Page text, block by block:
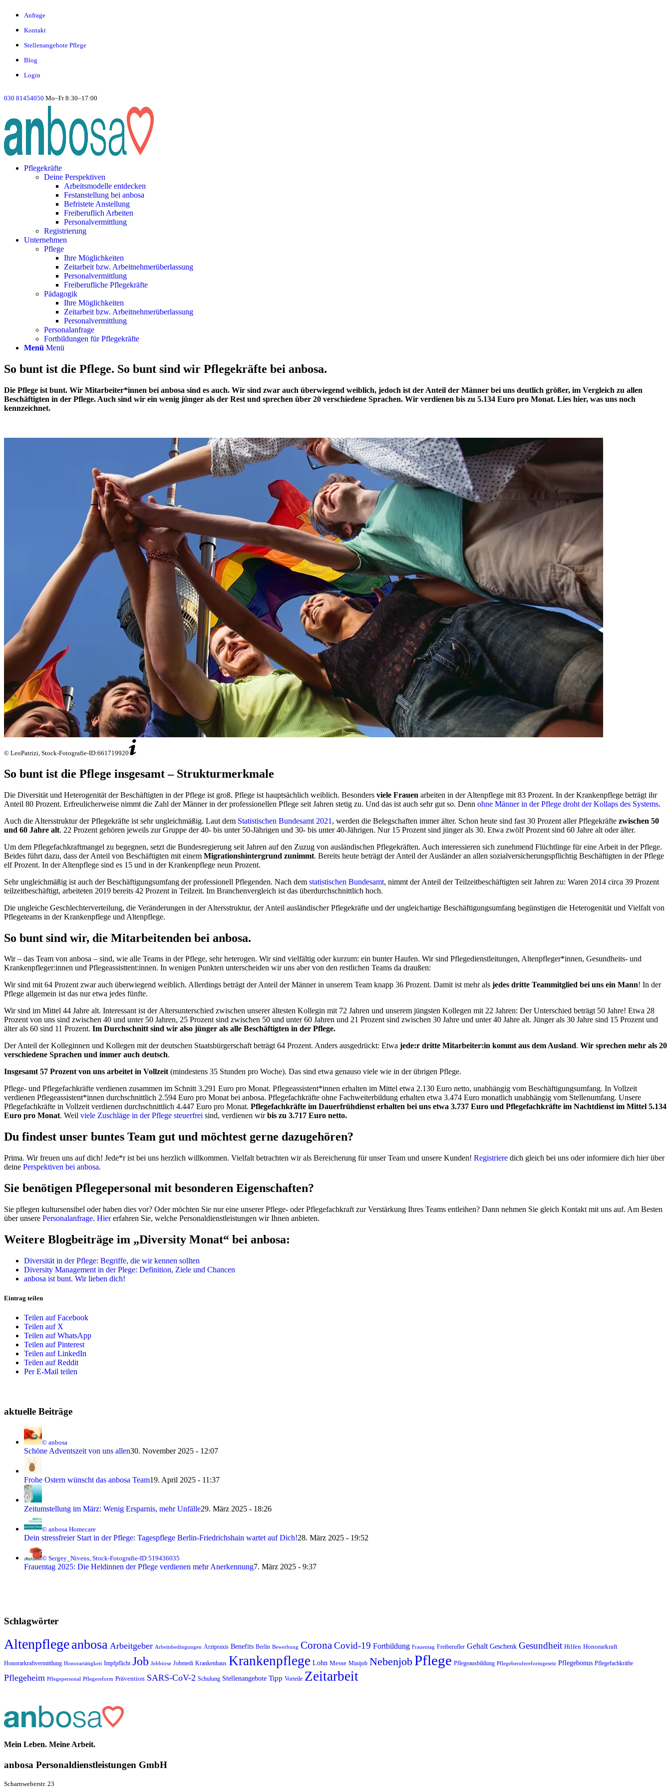
Anfrage
Kontakt
Stellenangebote Pflege
Blog
Login
030 81454050 Mo–Fr 8:30–17:00
Pflegekräfte
Deine Perspektiven
Arbeitsmodelle entdecken
Festanstellung bei anbosa
Befristete Anstellung
Freiberuflich Arbeiten
Personalvermittlung
Registrierung
Unternehmen
Pflege
Ihre Möglichkeiten
Zeitarbeit bzw. Arbeitnehmerüberlassung
Personalvermittlung
Freiberufliche Pflegekräfte
Pädagogik
Ihre Möglichkeiten
Zeitarbeit bzw. Arbeitnehmerüberlassung
Personalvermittlung
Personalanfrage
Fortbildungen für Pflegekräfte
Menü Menü
So bunt ist die Pflege. So bunt sind wir Pflegekräfte bei anbosa.
Die Pflege ist bunt. Wir Mitarbeiter*innen bei anbosa sind es auch. Wir sind zwar auch überwiegend weiblich, jedoch ist der Anteil der Männer bei uns deutlich größer, im Vergleich zu allen
Beschäftigten in der Pflege. Auch sind wir ein wenig jünger als der Rest und sprechen über 20 verschiedene Sprachen. Wir verdienen bis zu 5.134 Euro pro Monat. Lies hier, was uns noch
kennzeichnet.
© LeoPatrizi, Stock-Fotografie-ID:661719920
So bunt ist die Pflege insgesamt – Strukturmerkmale
Die Diversität und Heterogenität der Beschäftigten in der Pflege ist groß. Pflege ist hauptsächlich weiblich. Besonders viele Frauen arbeiten in der Altenpflege mit 83 Prozent. In der Krankenpflege beträgt ihr
Anteil 80 Prozent. Erfreulicherweise nimmt die Zahl der Männer in der professionellen Pflege seit Jahren stetig zu. Und das ist auch sehr gut so. Denn ohne Männer in der Pflege droht der Kollaps des Systems.
Auch die Altersstruktur der Pflegekräfte ist sehr ungleichmäßig. Laut dem Statistischen Bundesamt 2021 , werden die Belegschaften immer älter. Schon heute sind fast 30 Prozent aller Pflegekräfte zwischen 50
und 60 Jahre alt. 22 Prozent gehören jeweils zur Gruppe der 40- bis unter 50-Jährigen und 30- bis unter 40-Jährigen. Nur 15 Prozent sind jünger als 30. Etwa zwölf Prozent sind 60 Jahre alt oder älter.
Um dem Pflegefachkraftmangel zu begegnen, setzt die Bundesregierung seit Jahren auf den Zuzug von ausländischen Pflegekräften. Auch interessieren sich zunehmend Flüchtlinge für eine Arbeit in der Pflege.
Beides führt dazu, dass der Anteil von Beschäftigten mit einem Migrationshintergrund zunimmt. Bereits heute beträgt der Anteil der Ausländer an allen sozialversicherungspflichtig Beschäftigten in der Pflege
elf Prozent. In der Altenpflege sind es 15 und in der Krankenpflege neun Prozent.
Sehr ungleichmäßig ist auch der Beschäftigungsumfang der professionell Pflegenden. Nach dem statistischen Bundesamt, nimmt der Anteil der Teilzeitbeschäftigten seit Jahren zu: Waren 2014 circa 39 Prozent
teilzeitbeschäftigt, arbeiteten 2019 bereits 42 Prozent in Teilzeit. Im Branchenvergleich ist das überdurchschnittlich hoch.
Die ungleiche Geschlechterverteilung, die Veränderungen in der Altersstruktur, der Anteil ausländischer Pflegekräfte und der ungleichartige Beschäftigungsumfang begünstigen die Heterogenität und Vielfalt von
Pflegeteams in der Krankenpflege und Altenpflege.
So bunt sind wir, die Mitarbeitenden bei anbosa.
Wir – das Team von anbosa – sind, wie alle Teams in der Pflege, sehr heterogen. Wir sind vielfältig oder kurzum: ein bunter Haufen. Wir sind Pflegedienstleitungen, Altenpfleger*innen, Gesundheits- und
Krankenpfleger:innen und Pflegeassisttent:innen. In wenigen Punkten unterscheiden wir uns aber von den restlichen Teams da draußen:
Wir sind mit 64 Prozent zwar auch überwiegend weiblich. Allerdings beträgt der Anteil der Männer in unserem Team knapp 36 Prozent. Damit ist mehr als jedes dritte Teammitglied bei uns ein Mann! In der
Pflege allgemein ist das nur etwa jedes fünfte.
Wir sind im Mittel 44 Jahre alt. Interessant ist der Altersunterschied zwischen unserer ältesten Kollegin mit 72 Jahren und unserem jüngsten Kollegen mit 22 Jahren: Der Unterschied beträgt 50 Jahre! Etwa 28
Prozent von uns sind zwischen 40 und unter 50 Jahren, 25 Prozent sind zwischen 50 und unter 60 Jahren und 21 Prozent sind zwischen 30 Jahre und unter 40 Jahre alt. Jünger als 30 Jahre sind 15 Prozent und
älter als 60 sind 11 Prozent. Im Durchschnitt sind wir also jünger als alle Beschäftigten in der Pflege.
Der Anteil der Kolleginnen und Kollegen mit der deutschen Staatsbürgerschaft beträgt 64 Prozent. Anders ausgedrückt: Etwa jede:r dritte Mitarbeiter:in kommt aus dem Ausland. Wir sprechen mehr als 20
verschiedene Sprachen und immer auch deutsch.
Insgesamt 57 Prozent von uns arbeitet in Vollzeit(mindestens 35 Stunden pro Woche). Das sind etwa genauso viele wie in der übrigen Pflege.
Pflege- und Pflegefachkräfte verdienen zusammen im Schnitt 3.291 Euro pro Monat. Pflegeassistent*innen erhalten im Mittel etwa 2.130 Euro netto, unabhängig vom Beschäftigungsumfang. In Vollzeit
verdienen Pflegeassistent*innen durchschnittlich 2.594 Euro pro Monat bei anbosa. Pflegefachkräfte ohne Fachweiterbildung erhalten etwa 3.474 Euro monatlich unabhängig vom Stellenumfang. Unsere
Pflegefachkräfte in Vollzeit verdienen durchschnittlich 4.447 Euro pro Monat. Pflegefachkräfte im Dauerfrühdienst erhalten bei uns etwa 3.737 Euro und Pflegefachkräfte im Nachtdienst im Mittel 5.134
Euro pro Monat. Weil viele Zuschläge in der Pflege steuerfrei sind, verdienen wirbis zu 3.717 Euro netto.
Du findest unser buntes Team gut und möchtest gerne dazugehören?
Prima. Wir freuen uns auf dich! Jede*r ist bei uns herzlich willkommen. Vielfalt betrachten wir als Bereicherung für unser Team und unsere Kunden! Registriere dich gleich bei uns oder informiere dich hier über
deine Perspektiven bei anbosa.
Sie benötigen Pflegepersonal mit besonderen Eigenschaften?
Sie pflegen kultursensibel oder haben dies vor? Oder möchten Sie nur eine unserer Pflege- oder Pflegefachkraft zur Verstärkung Ihres Teams entleihen? Dann nehmen Sie gleich Kontakt mit uns auf. Am Besten
über unsere Personalanfrage. Hiererfahren Sie, welche Personaldienstleistungen wir Ihnen anbieten.
Weitere Blogbeiträge im „Diversity Monat“ bei anbosa:
Diversität in der Pflege: Begriffe, die wir kennen sollten
Diversity Management in der Plege: Definition, Ziele und Chancen
anbosa ist bunt. Wir lieben dich!
Eintrag teilen
Teilen auf Facebook
Teilen auf X
Teilen auf WhatsApp
Teilen auf Pinterest
Teilen auf LinkedIn
Teilen auf Reddit
Per E-Mail teilen
aktuelle Beiträge
© anbosa
Schöne Adventszeit von uns allen30. November 2025 - 12:07
Frohe Ostern wünscht das anbosa Team19. April 2025 - 11:37
Zeitumstellung im März: Wenig Ersparnis, mehr Unfälle29. März 2025 - 18:26
© anbosa Homecare
Dein stressfreier Start in der Pflege: Tagespflege Berlin-Friedrichshain wartet auf Dich!28. März 2025 - 19:52
© Sergey_Nivens, Stock-Fotografie-ID:519436035
Frauentag 2025: Die Heldinnen der Pflege verdienen mehr Anerkennung7. März 2025 - 9:37
Schlagwörter
Altenpflegeanbosa Arbeitgeber Arbeitsbedingungen Arztpraxis Benefits Berlin Bewerbung CoronaCovid-19 Fortbildung Frauentag Freiberufler Gehalt Geschenk Gesundheit Hilfen Honorarkraft
Honorarkraftvermittlung Honorartätigkeit Impfpflicht Job Jobbörse Jobmedi Krankenhaus Krankenpflege Lohn Messe Minijob NebenjobPflege Pflegeausbildung Pflegeberufereformgesetz Pflegebonus Pflegefachkräfte
Pflegeheim Pflegepersonal Pflegereform Prävention SARS-CoV-2 Schulung Stellenangebote Tipp Vorteile Zeitarbeit
Mein Leben. Meine Arbeit.
anbosa Per­­­so­­nal­­dienst­­leis­­tung­­en GmbH
Scharnweberstr. 23